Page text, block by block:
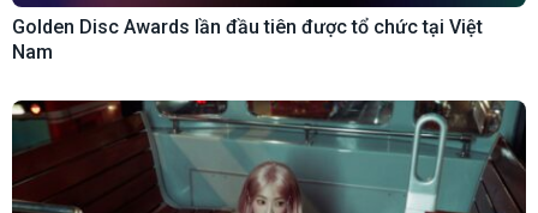
Golden Disc Awards lần đầu tiên được tổ chức tại Việt
Nam